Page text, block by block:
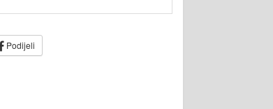
Podijeli